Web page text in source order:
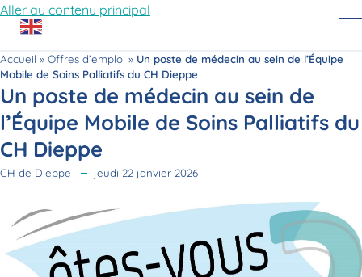
Aller au contenu principal
Accueil » Offres d’emploi » Un poste de médecin au sein de l’Équipe
Mobile de Soins Palliatifs du CH Dieppe
Un poste de médecin au sein de
l’Équipe Mobile de Soins Palliatifs du
CH Dieppe
CH de Dieppe jeudi 22 janvier 2026